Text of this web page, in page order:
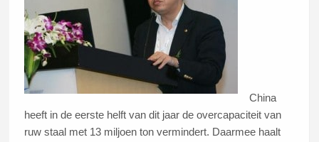
China
heeft in de eerste helft van dit jaar de overcapaciteit van
ruw staal met 13 miljoen ton vermindert. Daarmee haalt